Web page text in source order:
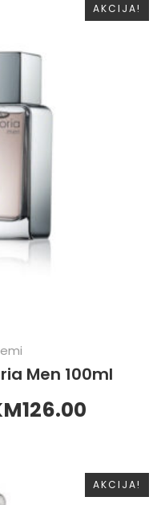
AKCIJA!
Men 100ml
126.00
AKCIJA!